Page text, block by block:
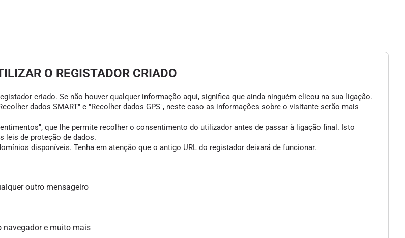
O REGISTADOR CRIADO
criado. Se não houver qualquer informação aqui, significa que ainda ninguém clicou na sua ligação.
dados SMART" e "Recolher dados GPS", neste caso as informações sobre o visitante serão mais
que lhe permite recolher o consentimento do utilizador antes de passar à ligação final. Isto
leis de proteção de dados.
disponíveis. Tenha em atenção que o antigo URL do registador deixará de funcionar.
outro mensageiro
navegador e muito mais